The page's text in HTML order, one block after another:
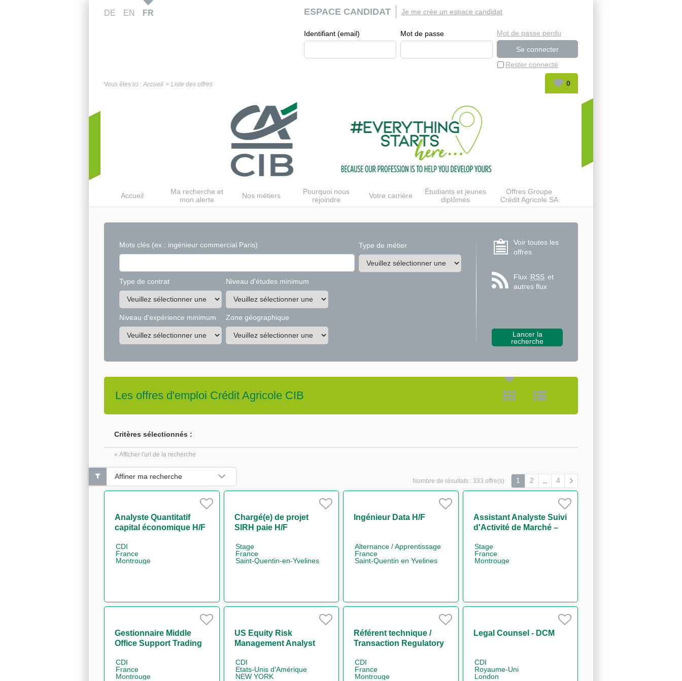
DE EN FR ESPACE CANDIDAT
Identifiant (email) Mot de passe
Rester connecté
Mot de passe perdu
Je me crée un espace candidat
Vous êtes ici : Accueil Liste des offres 0
Accueil
Ma recherche et
mon alerte
Nos métiers
Pourquoi nous
rejoindre
Votre carrière
Étudiants et jeunes
diplômés
Offres Groupe
Crédit Agricole SA
Mots clés (ex : ingénieur commercial Paris) Type de métier
Type de contrat Niveau d'études minimum
Niveau d'expérience minimum Zone géographique
Voir toutes les
offres
Flux RSS et
autres flux
Les offres d'emploi Crédit Agricole CIB
Critères sélectionnés :
» Afficher l'url de la recherche
Nombre de résultats : 333 offre(s) 1 2 4
Analyste Quantitatif
capital économique H/F
CDI
France
Montrouge
Chargé(e) de projet
SIRH paie H/F
Stage
France
Saint-Quentin-en-Yvelines
Ingénieur Data H/F
Alternance / Apprentissage
France
Saint-Quentin en Yvelines
Assistant Analyste Suivi
d'Activité de Marché –
Collateral H/F
Stage
France
Montrouge
Gestionnaire Middle
Office Support Trading
CDI
France
Montrouge
US Equity Risk
Management Analyst
CDI
Etats-Unis d'Amérique
NEW YORK
Référent technique /
Transaction Regulatory
CDI
France
Montrouge
Legal Counsel - DCM
CDI
Royaume-Uni
London
Affiner ma recherche